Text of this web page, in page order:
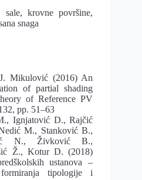
krovne površine,
snaga
Mikulović (2016) An
of partial shading
of Reference PV
pp. 51–63
Ignjatović D., Rajčić
M., Stanković B.,
N., Živković B.,
Ž., Kotur D. (2018)
ustanova –
tipologije i